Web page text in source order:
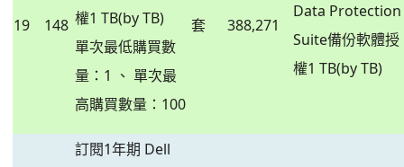
19 148 權1 TB(by TB)
單次最低購買數
量：1 、 單次最
高購買數量：100
套 388,271
Data Protection
Suite備份軟體授
權1 TB(by TB)
訂閱1年期 Dell